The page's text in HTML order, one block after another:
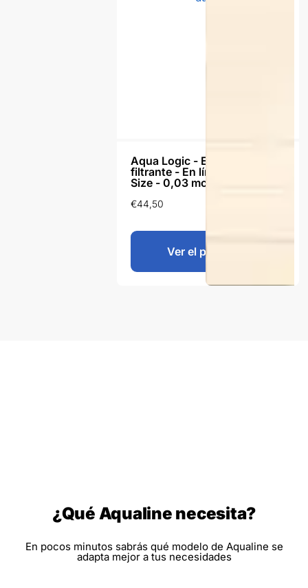
Aqua Logic - Elemento
filtrante - En línea - Ultra Full
Size - 0,03 mcr - 10 pulgadas
€44,50
Ver el producto
¿Qué Aqualine necesita?
En pocos minutos sabrás qué modelo de Aqualine se
adapta mejor a tus necesidades